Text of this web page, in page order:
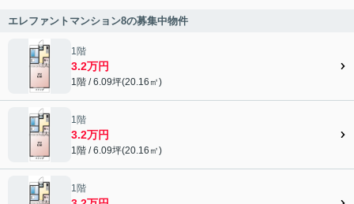
エレファントマンション8の募集中物件
1階
3.2万円
1階 / 6.09坪(20.16㎡)
1階
3.2万円
1階 / 6.09坪(20.16㎡)
1階